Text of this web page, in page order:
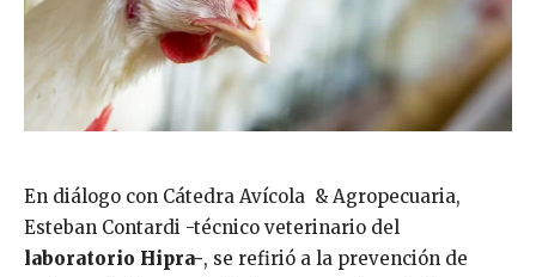
En diálogo con Cátedra Avícola & Agropecuaria,
Esteban Contardi -técnico veterinario del
laboratorio Hipra-, se refirió a la prevención de